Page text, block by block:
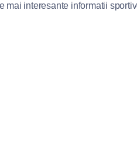
interesante informatii